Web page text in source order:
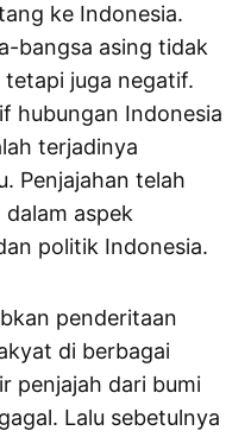
ke Indonesia.
bangsa asing tidak
juga negatif.
hubungan Indonesia
terjadinya
Penjajahan telah
aspek
politik Indonesia.
penderitaan
di berbagai
penjajah dari bumi
Lalu sebetulnya